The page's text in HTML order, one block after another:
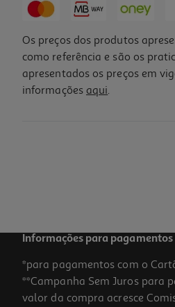
Os preços dos produtos
como referência e são os
apresentados os preços em
informações aqui.
Informações para pagamentos
*para pagamentos com o
**Campanha Sem Juros para
valor da compra acresce